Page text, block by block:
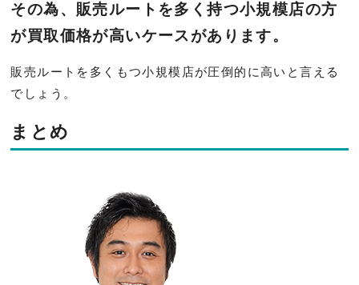
その為、販売ルートを多く持つ小規模店の方
が買取価格が高いケースがあります。
販売ルートを多くもつ小規模店が圧倒的に高いと言える
でしょう。
まとめ